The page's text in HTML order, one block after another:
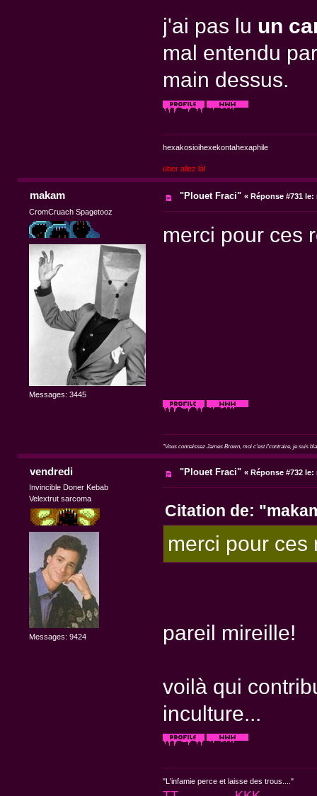
j'ai pas lu un
mal entendu
main dessus.
hexakosioihexekontahexaphile
über allez là!
makam
CromCruach Spagetooz
Messages: 3445
"Plouet Fraci" « Réponse #731 le:
merci pour ces
"Vous connaissez James Brown, moi c'est l'contraire, je suis
vendredi
Invincible Doner Kebab
Velextrut sarcoma
Messages: 9424
"Plouet Fraci" « Réponse #732 le:
Citation de:
merci pour
pareil mireille!
voilà qui
inculture...
"L'infamie perce et laisse des trous...."